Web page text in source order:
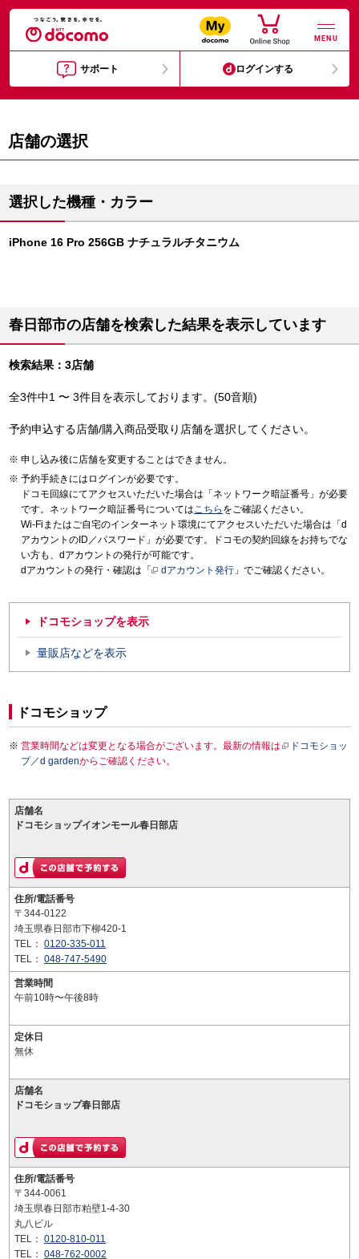
MENU
サポート ログインする
店舗の選択
選択した機種・カラー
iPhone 16 Pro 256GB ナチュラルチタニウム
春日部市の店舗を検索した結果を表示しています
検索結果：3店舗
全3件中1 〜 3件目を表示しております。(50音順)
予約申込する店舗/購入商品受取り店舗を選択してください。
申し込み後に店舗を変更することはできません。
予約手続きにはログインが必要です。
ドコモ回線にてアクセスいただいた場合は「ネットワーク暗証番号」が必要
です。ネットワーク暗証番号についてはこちら をご確認ください。
Wi-Fiまたはご自宅のインターネット環境にてアクセスいただいた場合は「d
アカウントのID／パスワード」が必要です。ドコモの契約回線をお持ちでな
い方も、dアカウントの発行が可能です。
dアカウントの発行・確認は「
dアカウント発行 」でご確認ください。
ドコモショップを表示
量販店などを表示
ドコモショップ
営業時間などは変更となる場合がございます。最新の情報は
ドコモショッ
プ／d gardenからご確認ください。
店舗名
ドコモショップイオンモール春日部店
住所/電話番号
〒344-0122
埼玉県春日部市下柳420-1
TEL： 0120-335-011
TEL： 048-747-5490
営業時間
午前10時〜午後8時
定休日
無休
店舗名
ドコモショップ春日部店
住所/電話番号
〒344-0061
埼玉県春日部市粕壁1-4-30
丸八ビル
TEL： 0120-810-011
TEL： 048-762-0002